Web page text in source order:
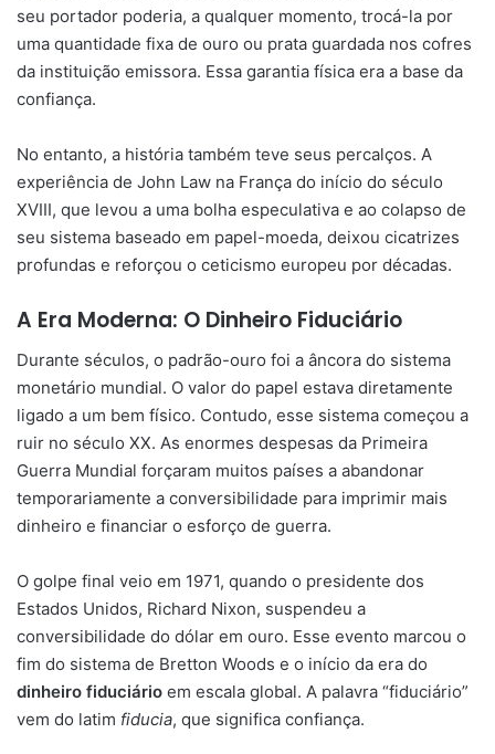
seu portador poderia, a qualquer momento, trocá-la por
uma quantidade fixa de ouro ou prata guardada nos cofres
da instituição emissora. Essa garantia física era a base da
confiança.
No entanto, a história também teve seus percalços. A
experiência de John Law na França do início do século
XVIII, que levou a uma bolha especulativa e ao colapso de
seu sistema baseado em papel-moeda, deixou cicatrizes
profundas e reforçou o ceticismo europeu por décadas.
A Era Moderna: O Dinheiro Fiduciário
Durante séculos, o padrão-ouro foi a âncora do sistema
monetário mundial. O valor do papel estava diretamente
ligado a um bem físico. Contudo, esse sistema começou a
ruir no século XX. As enormes despesas da Primeira
Guerra Mundial forçaram muitos países a abandonar
temporariamente a conversibilidade para imprimir mais
dinheiro e financiar o esforço de guerra.
O golpe final veio em 1971, quando o presidente dos
Estados Unidos, Richard Nixon, suspendeu a
conversibilidade do dólar em ouro. Esse evento marcou o
fim do sistema de Bretton Woods e o início da era do
dinheiro fiduciário em escala global. A palavra “fiduciário”
vem do latim fiducia, que significa confiança.